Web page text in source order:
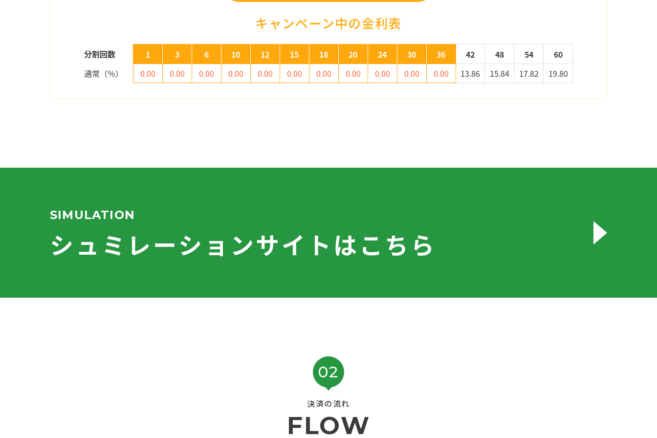
キャンペーン中の金利表
分割回数
通常（％）
1
0.00
3
0.00
6
0.00
10
0.00
12
0.00
15
0.00
18
0.00
20
0.00
24
0.00
30
0.00
36
0.00
42
13.86
48
15.84
54
17.82
60
19.80
SIMULATION
シュミレーションサイトはこちら
02
決済の流れ
FLOW